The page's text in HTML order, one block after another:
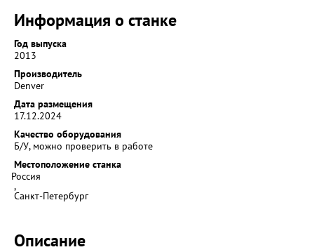
Информация о станке
Год выпуска
2013
Производитель
Denver
Дата размещения
17.12.2024
Качество оборудования
Б/У, можно проверить в работе
Местоположение станка
Россия
,
Санкт-Петербург
Описание